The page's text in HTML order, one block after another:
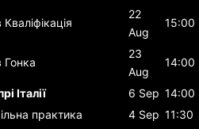
Кваліфікація
22
Aug
15:00
Гонка
23
Aug
14:00
Італії 6 Sep 14:00
практика 4 Sep 11:30